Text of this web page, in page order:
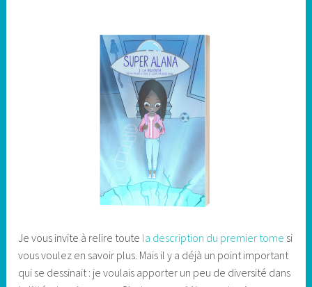
Je vous invite à relire toute la description du premier tome si
vous voulez en savoir plus. Mais il y a déjà un point important
qui se dessinait : je voulais apporter un peu de diversité dans